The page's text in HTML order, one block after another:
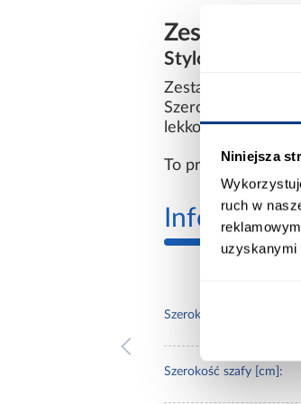
Niniejsza
ruch w
uzyskanymi
Zestaw
Stylowe meble
Zestaw Sorento
Szerokość
lekkość.
To propozycja dla
Informacje
Szerokość zestawu [cm]:
Szerokość szafy [cm]: